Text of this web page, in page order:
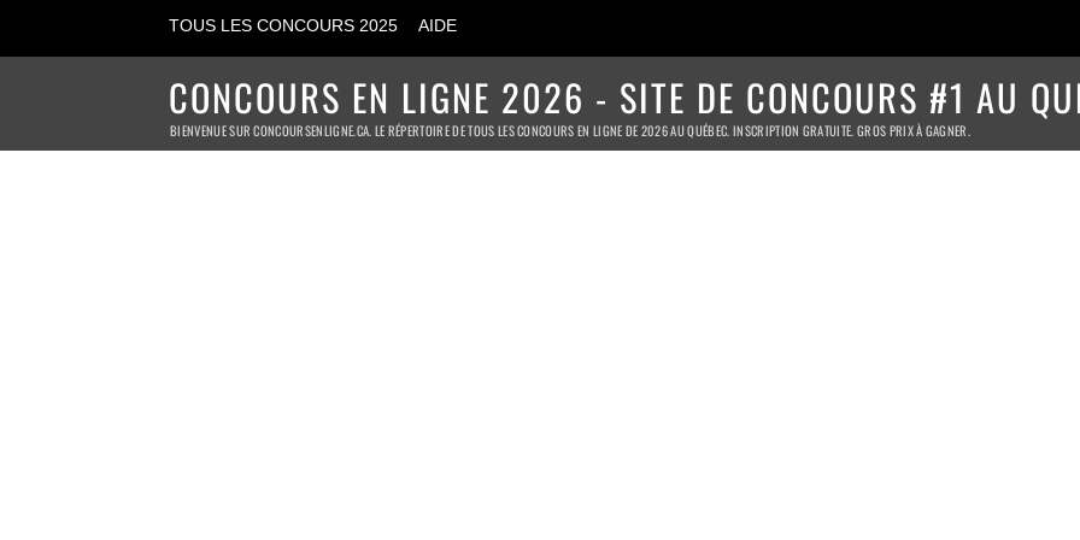
TOUS LES CONCOURS 2025 AIDE
CONCOURS EN LIGNE 2026 - SITE DE CONCOURS #1 AU
BIENVENUE SUR CONCOURSENLIGNE.CA. LE RÉPERTOIRE DE TOUS LES CONCOURS EN LIGNE DE 2026 AU QUÉBEC. INSCRIPTION GRATUITE. GROS PRIX À GAGNER.